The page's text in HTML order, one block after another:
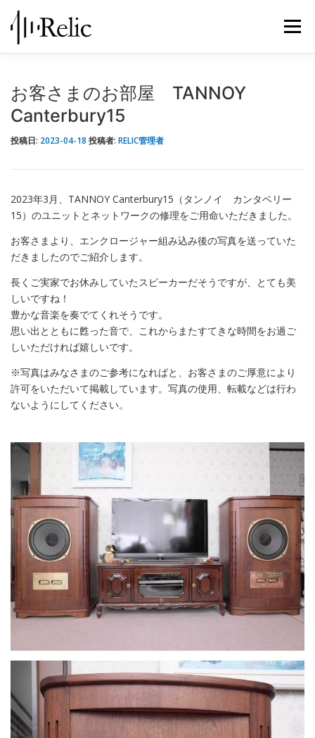
ン
メニュ
お客さまのお部屋 TANNOY
Canterbury15
投稿日: 2023-04-18 投稿者: RELIC管理者
2023年3月、TANNOY Canterbury15（タンノイ カンタベリー
15）のユニットとネットワークの修理をご用命いただきました。
お客さまより、エンクロージャー組み込み後の写真を送っていた
だきましたのでご紹介します。
長くご実家でお休みしていたスピーカーだそうですが、とても美
しいですね！
豊かな音楽を奏でてくれそうです。
思い出とともに甦った音で、これからまたすてきな時間をお過ご
しいただければ嬉しいです。
※写真はみなさまのご参考になればと、お客さまのご厚意により
許可をいただいて掲載しています。写真の使用、転載などは行わ
ないようにしてください。